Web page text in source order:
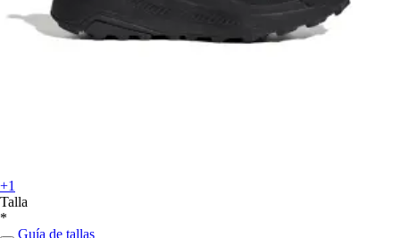
+1
Talla
*
Guía de tallas